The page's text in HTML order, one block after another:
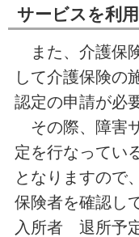
サービスを利
また、介護保
して介護保険の
認定の申請が必
その際、障害
定を行なってい
となりますので
保険者を確認し
入所者 退所予